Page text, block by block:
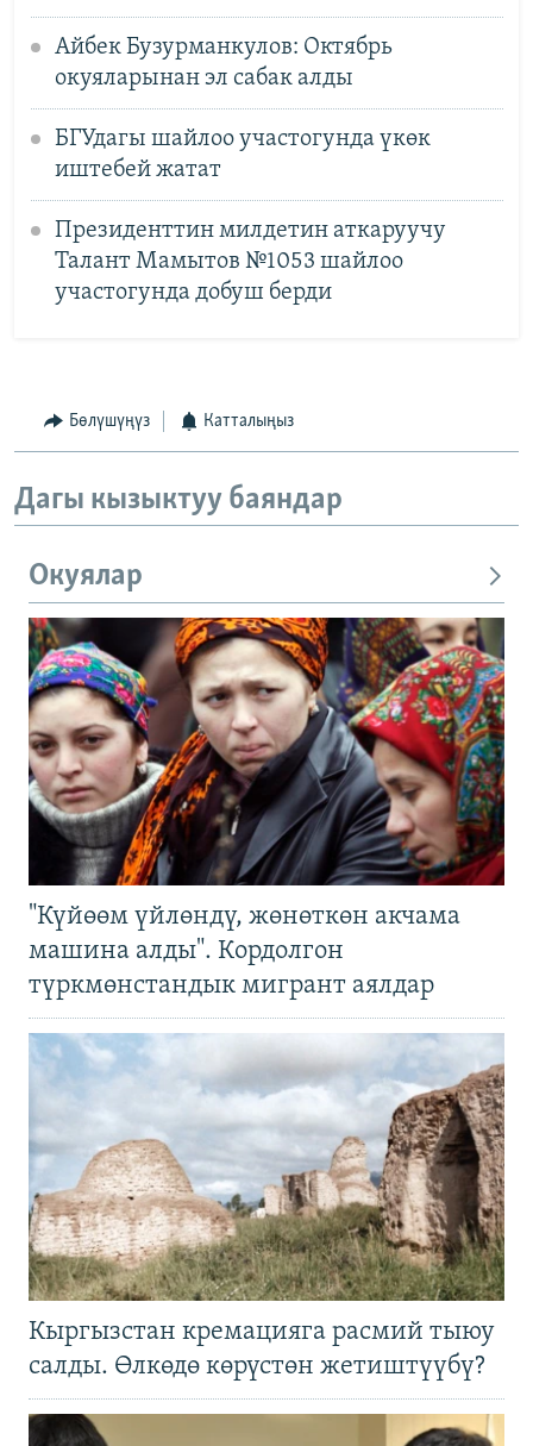
Айбек Бузурманкулов: Октябрь
окуяларынан эл сабак алды
БГУдагы шайлоо участогунда үкөк
иштебей жатат
Президенттин милдетин аткаруучу
Талант Мамытов №1053 шайлоо
участогунда добуш берди
Бөлүшүңүз Катталыңыз
Дагы кызыктуу баяндар
Окуялар
"Күйөөм үйлөндү, жөнөткөн акчама
машина алды". Кордолгон
түркмөнстандык мигрант аялдар
Кыргызстан кремацияга расмий тыюу
салды. Өлкөдө көрүстөн жетиштүүбү?